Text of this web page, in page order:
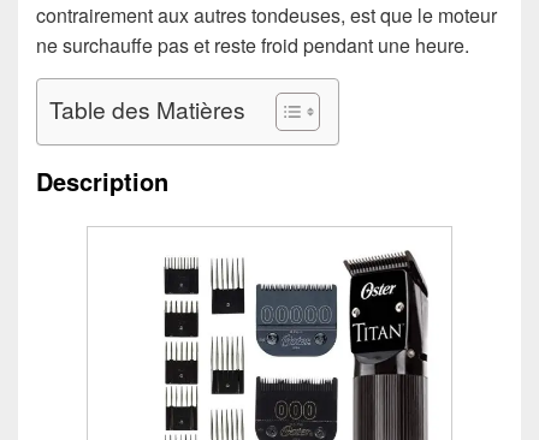
contrairement aux autres tondeuses, est que le moteur
ne surchauffe pas et reste froid pendant une heure.
Table des Matières
Description